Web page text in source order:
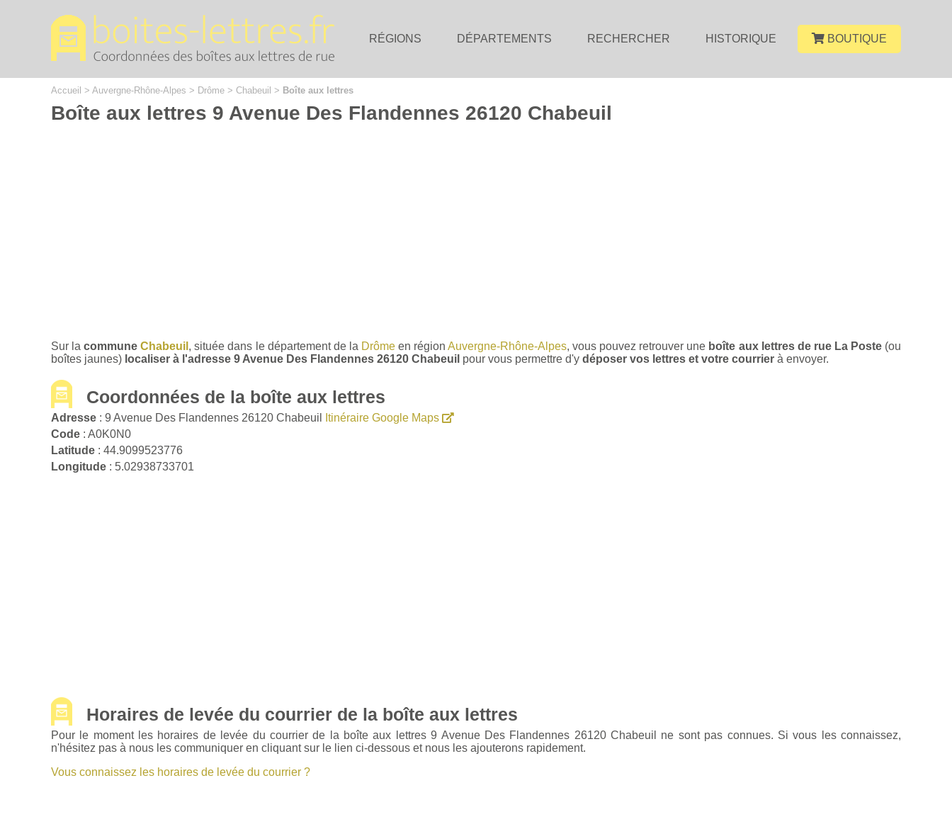
RÉGIONS DÉPARTEMENTS RECHERCHER HISTORIQUE BOUTIQUE
Accueil > Auvergne-Rhône-Alpes > Drôme > Chabeuil > Boîte aux lettres
Boîte aux lettres 9 Avenue Des Flandennes 26120 Chabeuil
Sur lacommuneChabeuil , située dans le département de la Drômeen régionAuvergne-Rhône-Alpes, vous pouvez retrouver une boîte aux lettres de rue La Poste(ou
boîtes jaunes) localiser à l'adresse 9 Avenue Des Flandennes 26120 Chabeuil pour vous permettre d'y déposer vos lettres et votre courrier à envoyer.
Coordonnées de la boîte aux lettres
Adresse : 9 Avenue Des Flandennes 26120 Chabeuil
Itinéraire Google Maps
Code : A0K0N0
Latitude : 44.9099523776
Longitude : 5.02938733701
Horaires de levée du courrier de la boîte aux lettres
Pour le moment les horaires de levée du courrier de la boîte aux lettres 9 Avenue Des Flandennes 26120 Chabeuil ne sont pas connues. Si vous les connaissez,
n'hésitez pas à nous les communiquer en cliquant sur le lien ci-dessous et nous les ajouterons rapidement.
Vous connaissez les horaires de levée du courrier ?